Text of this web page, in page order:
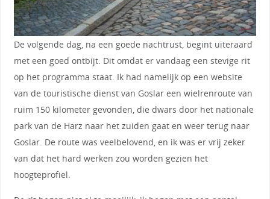
De volgende dag, na een goede nachtrust, begint uiteraard
met een goed ontbijt. Dit omdat er vandaag een stevige rit
op het programma staat. Ik had namelijk op een website
van de touristische dienst van Goslar een wielrenroute van
ruim 150 kilometer gevonden, die dwars door het nationale
park van de Harz naar het zuiden gaat en weer terug naar
Goslar. De route was veelbelovend, en ik was er vrij zeker
van dat het hard werken zou worden gezien het
hoogteprofiel.